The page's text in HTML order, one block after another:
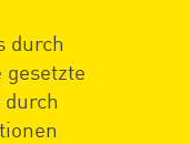
durch